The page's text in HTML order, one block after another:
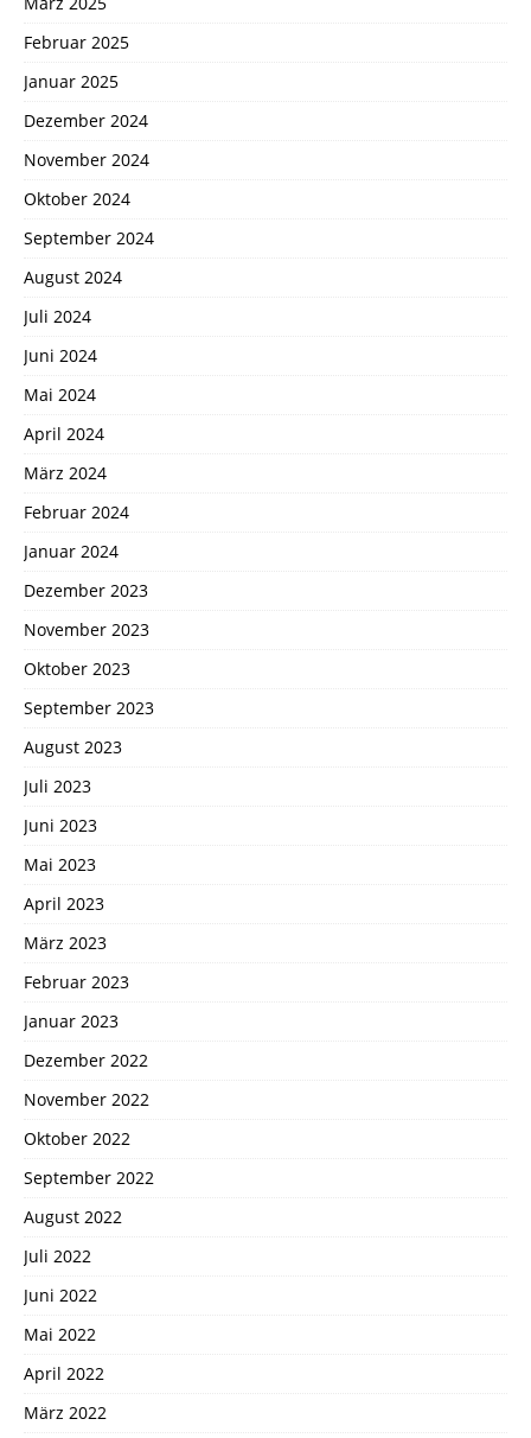
Februar 2025
Januar 2025
Dezember 2024
November 2024
Oktober 2024
September 2024
August 2024
Juli 2024
Juni 2024
Mai 2024
April 2024
März 2024
Februar 2024
Januar 2024
Dezember 2023
November 2023
Oktober 2023
September 2023
August 2023
Juli 2023
Juni 2023
Mai 2023
April 2023
März 2023
Februar 2023
Januar 2023
Dezember 2022
November 2022
Oktober 2022
September 2022
August 2022
Juli 2022
Juni 2022
Mai 2022
April 2022
März 2022